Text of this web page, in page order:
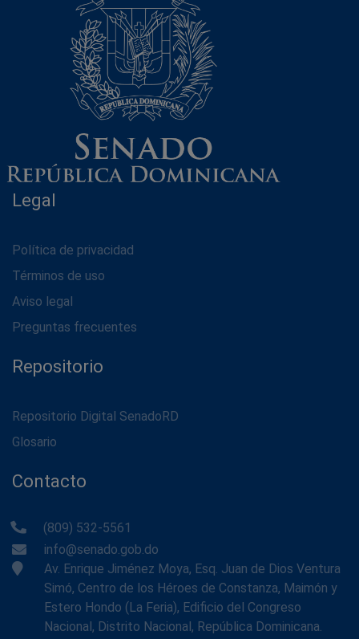
Legal
Política de privacidad
Términos de uso
Aviso legal
Preguntas frecuentes
Repositorio
Repositorio Digital SenadoRD
Glosario
Contacto
(809) 532-5561
info@senado.gob.do
Av. Enrique Jiménez Moya, Esq. Juan de Dios Ventura
Simó, Centro de los Héroes de Constanza, Maimón y
Estero Hondo (La Feria), Edificio del Congreso
Nacional, Distrito Nacional, República Dominicana.